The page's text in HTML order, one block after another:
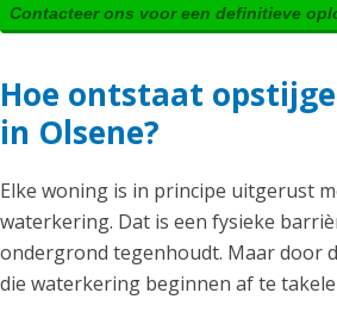
Contacteer ons voor een definitieve
Hoe ontstaat
in Olsene?
Elke woning is in principe uitgerust
waterkering. Dat is een fysieke
ondergrond tegenhoudt. Maar door
die waterkering beginnen af te